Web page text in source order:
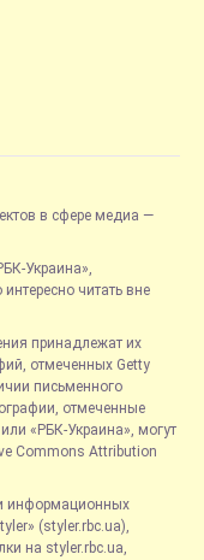
в сфере медиа —
Украина»,
читать вне
принадлежат их
отмеченных Getty
письменного
отмеченные
«РБК-Украина», могут
Commons Attribution
информационных
(styler.rbc.ua),
на styler.rbc.ua,